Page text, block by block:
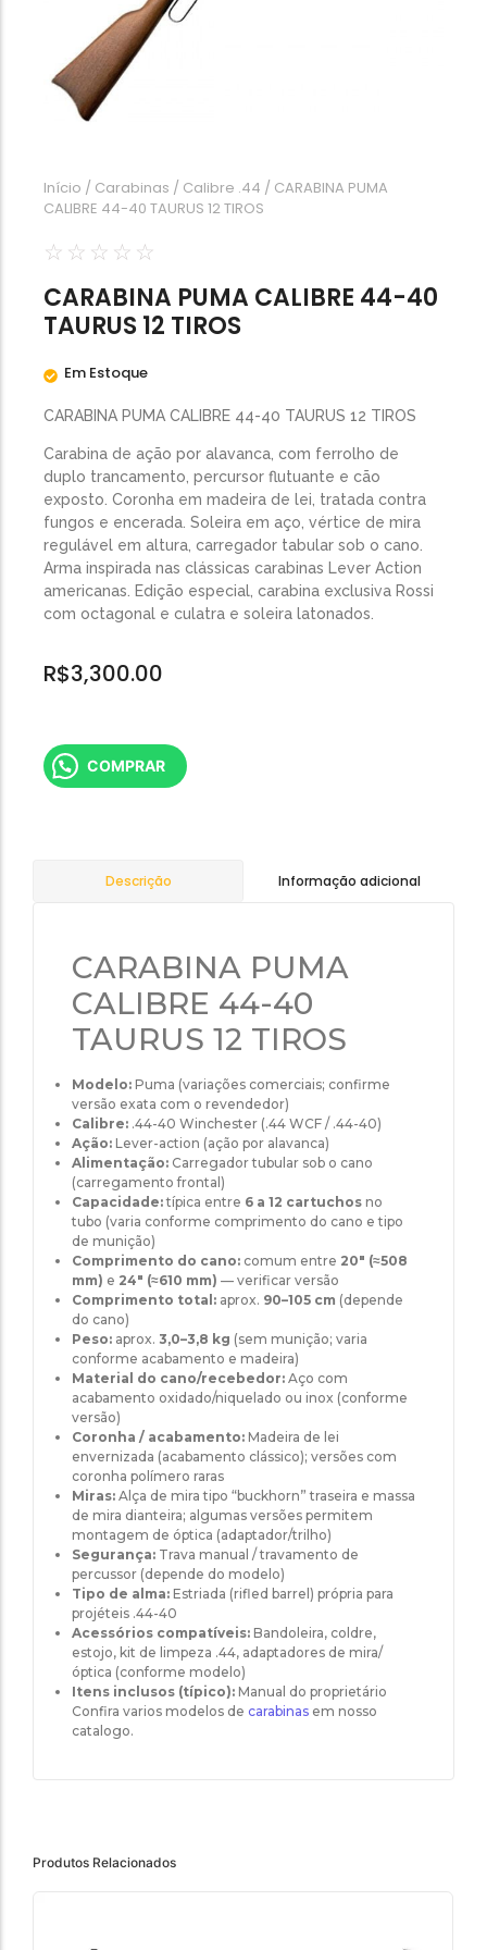
Calibre .5,56
Calibre .7,62
Início / Carabinas / Calibre .44 / CARABINA PUMA
CALIBRE 44-40 TAURUS 12 TIROS
☆ ☆ ☆ ☆ ☆
CARABINA PUMA CALIBRE 44-40
TAURUS 12 TIROS
Em Estoque
CARABINA PUMA CALIBRE 44-40 TAURUS 12 TIROS
Carabina de ação por alavanca, com ferrolho de
duplo trancamento, percursor flutuante e cão
exposto. Coronha em madeira de lei, tratada contra
fungos e encerada. Soleira em aço, vértice de mira
regulável em altura, carregador tabular sob o cano.
Arma inspirada nas clássicas carabinas Lever Action
americanas. Edição especial, carabina exclusiva Rossi
com octagonal e culatra e soleira latonados.
R$3,300.00
COMPRAR
Descrição Informação adicional
CARABINA PUMA
CALIBRE 44-40
TAURUS 12 TIROS
Modelo: Puma (variações comerciais; confirme
versão exata com o revendedor)
Calibre: .44-40 Winchester (.44 WCF / .44-40)
Ação: Lever-action (ação por alavanca)
Alimentação: Carregador tubular sob o cano
(carregamento frontal)
Capacidade:típica entre 6 a 12 cartuchos no
tubo (varia conforme comprimento do cano e tipo
de munição)
Comprimento do cano: comum entre 20″ (≈508
mm) e 24″ (≈610 mm) — verificar versão
Comprimento total: aprox. 90–105 cm (depende
do cano)
Peso: aprox. 3,0–3,8 kg (sem munição; varia
conforme acabamento e madeira)
Material do cano/recebedor: Aço com
acabamento oxidado/niquelado ou inox (conforme
versão)
Coronha / acabamento: Madeira de lei
envernizada (acabamento clássico); versões com
coronha polímero raras
Miras: Alça de mira tipo “buckhorn” traseira e massa
de mira dianteira; algumas versões permitem
montagem de óptica (adaptador/trilho)
Segurança: Trava manual / travamento de
percussor (depende do modelo)
Tipo de alma: Estriada (rifled barrel) própria para
projéteis .44-40
Acessórios compatíveis: Bandoleira, coldre,
estojo, kit de limpeza .44, adaptadores de mira/
óptica (conforme modelo)
Itens inclusos (típico): Manual do proprietário
Confira varios modelos de carabinas em nosso
catalogo.
Produtos Relacionados